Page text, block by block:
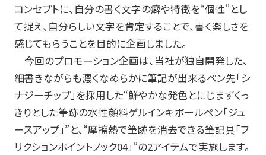
使用説明書
使い方動画
かく、がスキ English
コンセプトに、自分の書く文字の癖や特徴を“個性”とし
て捉え、自分らしい文字を肯定することで、書く楽しさを
感じてもらうことを目的に企画しました。
今回のプロモーション企画は、当社が独自開発した、
細書きながらも濃くなめらかに筆記が出来るペン先「シ
ナジーチップ」を採用した“鮮やかな発色とにじまずくっ
きりとした筆跡の水性顔料ゲルインキボールペン「ジュ
ースアップ」”と、“摩擦熱で筆跡を消去できる筆記具「フ
リクションポイントノック04」”の2アイテムで実施します。